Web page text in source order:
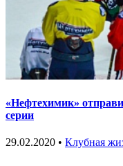
«Нефтехимик»
серии
29.02.2020 • Клубная